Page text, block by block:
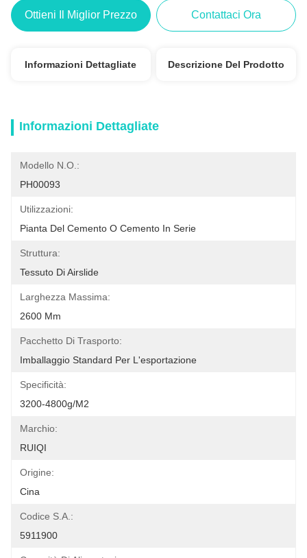
Ottieni Il Miglior Prezzo Contattaci Ora
Informazioni Dettagliate Descrizione Del Prodotto
Informazioni Dettagliate
Modello N.O.:
PH00093
Utilizzazioni:
Pianta Del Cemento O Cemento In Serie
Struttura:
Tessuto Di Airslide
Larghezza Massima:
2600 Mm
Pacchetto Di Trasporto:
Imballaggio Standard Per L'esportazione
Specificità:
3200-4800g/m2
Marchio:
RUIQI
Origine:
Cina
Codice S.A.:
5911900